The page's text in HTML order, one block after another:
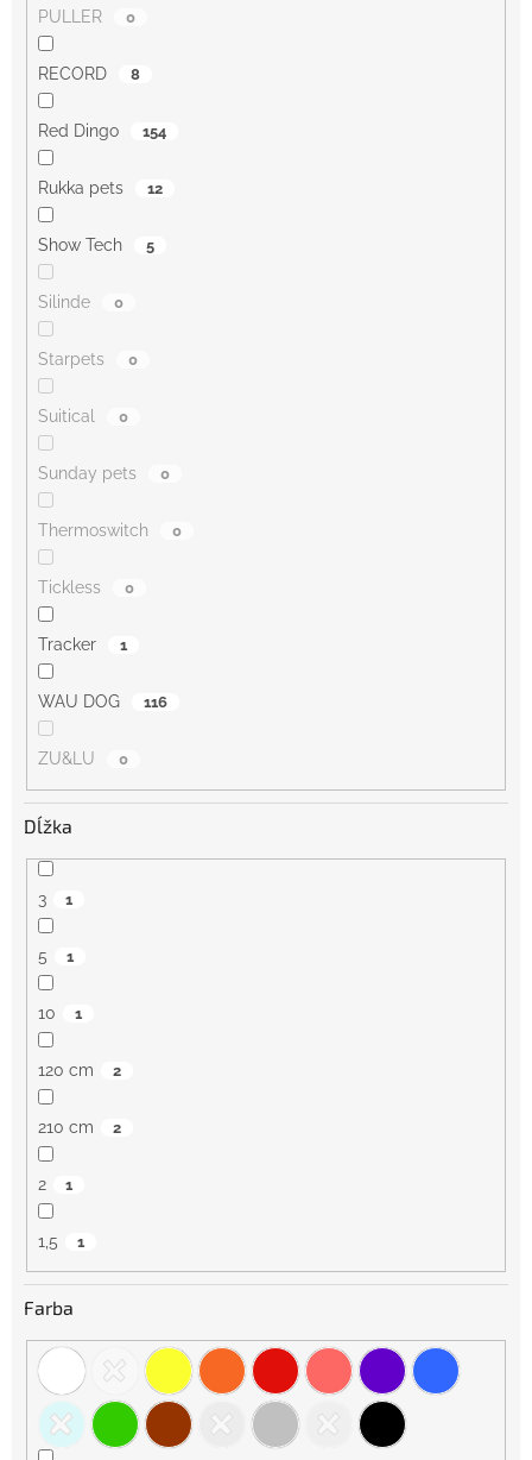
PULLER 0
RECORD 8
Red Dingo 154
Rukka pets 12
Show Tech 5
Silinde 0
Starpets 0
Suitical 0
Sunday pets 0
Thermoswitch 0
Tickless 0
Tracker 1
WAU DOG 116
ZU&LU 0
Dĺžka
3 1
5 1
10 1
120 cm 2
210 cm 2
2 1
1,5 1
Farba